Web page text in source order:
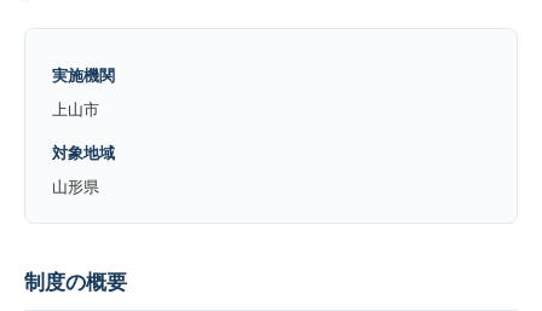
実施機関
上山市
対象地域
山形県
制度の概要